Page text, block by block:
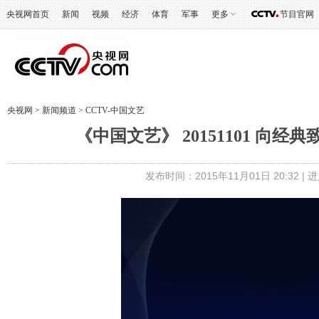
央视网首页 新闻 视频 经济 体育 军事 更多 节目官网
央视网 > 新闻频道 > CCTV-中国文艺
《中国文艺》 20151101 向经
发布时间：2015年11月01日 20:32 |